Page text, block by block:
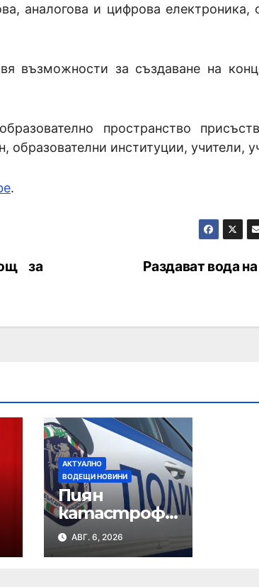
аналогова и цифрова електроника,
възможности за създаване на
пространство
институции, учители,
.
Раздават вода
за
АКТУАЛНО
ВОДЕЩИ НОВИНИ
Пиян
катастрофи
ра на
кръстовище
АВГ. 6, 2026